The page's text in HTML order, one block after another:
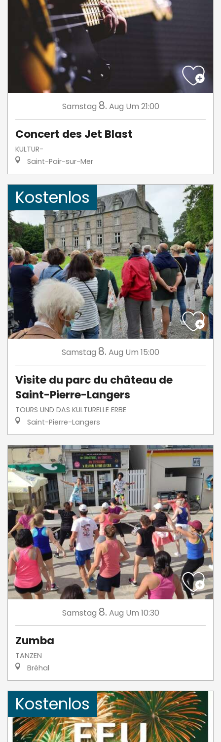
Samstag 8. Aug Um 21:00
Concert des Jet Blast
KULTUR-
Saint-Pair-sur-Mer
Kostenlos
Samstag 8. Aug Um 15:00
Visite du parc du château de
Saint-Pierre-Langers
TOURS UND DAS KULTURELLE ERBE
Saint-Pierre-Langers
Samstag 8. Aug Um 10:30
Zumba
TANZEN
Bréhal
Kostenlos